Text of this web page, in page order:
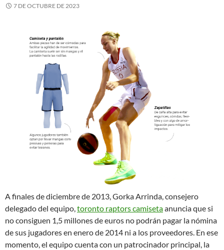
7 DE OCTUBRE DE 2023
A finales de diciembre de 2013, Gorka Arrinda, consejero
delegado del equipo,toronto raptors camisetaanuncia que si
no consiguen 1,5 millones de euros no podrán pagar la nómina
de sus jugadores en enero de 2014 ni a los proveedores. En ese
momento, el equipo cuenta con un patrocinador principal, la